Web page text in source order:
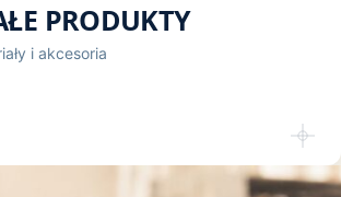
PRODUKTY
i akcesoria